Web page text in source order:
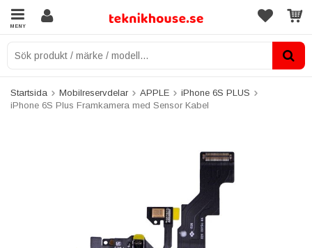
MENY
Startsida Mobilreservdelar APPLE
iPhone 6S PLUS
iPhone 6S Plus Framkamera med Sensor Kabel